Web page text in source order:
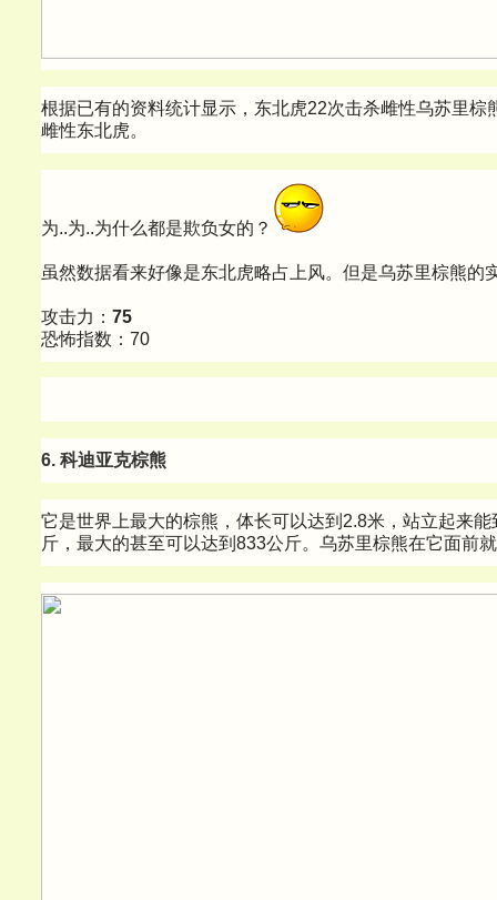
根据已有的资料统计显示，东北虎22次击杀雌性乌苏里棕
雌性东北虎。
为..为..为什么都是欺负女的？
虽然数据看来好像是东北虎略占上风。但是乌苏里棕熊的
攻击力： 75
恐怖指数：70
6. 科迪亚克棕熊
它是世界上最大的棕熊，体长可以达到2.8米，站立起来
斤，最大的甚至可以达到833公斤。乌苏里棕熊在它面前